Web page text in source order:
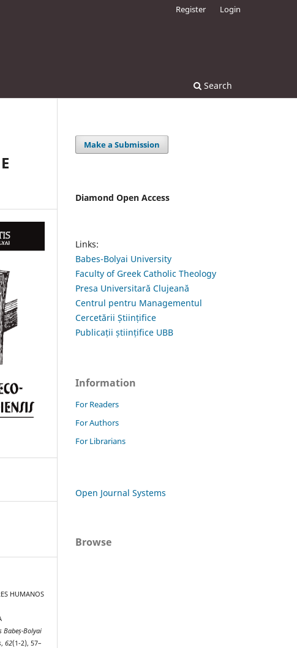
Search
Register Login
HUMANOS
Babeș-Bolyai
,62(1-2), 57–
Make a Submission
Diamond Open Access
Links:
Babes-Bolyai University
Faculty of Greek Catholic Theology
Presa Universitară Clujeană
Centrul pentru Managementul
Cercetării Științifice
Publicații științifice UBB
Information
For Readers
For Authors
For Librarians
Open Journal Systems
Browse